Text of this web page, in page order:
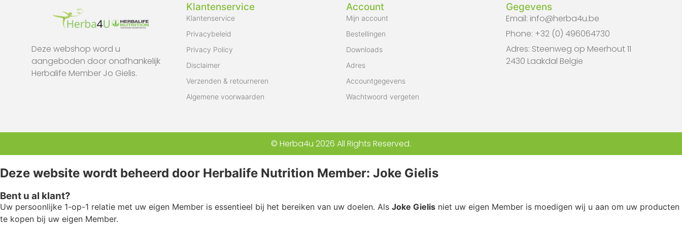
Deze webshop word u
aangeboden door onafhankelijk
Herbalife Member Jo Gielis.
Klantenservice
Klantenservice
Privacybeleid
Privacy Policy
Disclaimer
Verzenden & retourneren
Algemene voorwaarden
Account
Mijn account
Bestellingen
Downloads
Adres
Accountgegevens
Wachtwoord vergeten
Gegevens
Email: info@herba4u.be
Phone: +32 (0) 496064730
Adres: Steenweg op Meerhout 11
2430 Laakdal Belgie
© Herba4u 2026 All Rights Reserved.
Deze website wordt beheerd door Herbalife Nutrition Member: Joke Gielis
Bent u al klant?
Uw persoonlijke 1-op-1 relatie met uw eigen Member is essentieel bij het bereiken van uw doelen. Als Joke Gielis niet uw eigen Member is moedigen wij u aan om uw producten
te kopen bij uw eigen Member.